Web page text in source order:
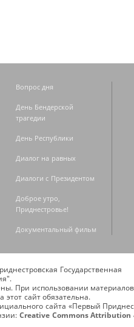
Вопрос дня
День Бендерской
трагедии
День Республики
Диалог на равных
Диалоги с Президентом
Доброе утро,
Приднестровье!
Документальный фильм
Государственная
При использовании
этот сайт обязательна.
сайта «Первый
Creative Commons Attribution